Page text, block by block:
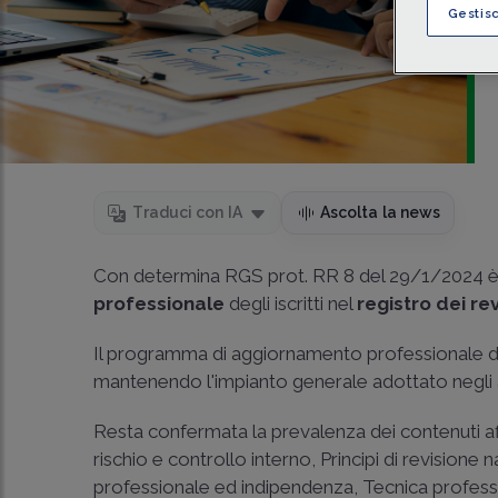
Traduci con IA Ascolta la news
Con determina RGS prot. RR 8 del 29/1/2024
professionale degli iscritti nel registro dei
Il programma di aggiornamento professionale
mantenendo l'impianto generale adottato
Resta confermata la prevalenza dei contenuti
rischio e controllo interno, Principi di revisione
professionale ed indipendenza, Tecnica